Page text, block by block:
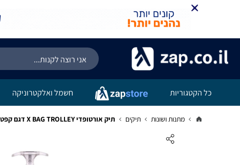
כל הקטגוריות חשמל ואלקטרוניקה
מתנות ושונות תיקים תיק אורטופדי X BAG TROLLEY דגם קפטן אמריקה - KAL GAV